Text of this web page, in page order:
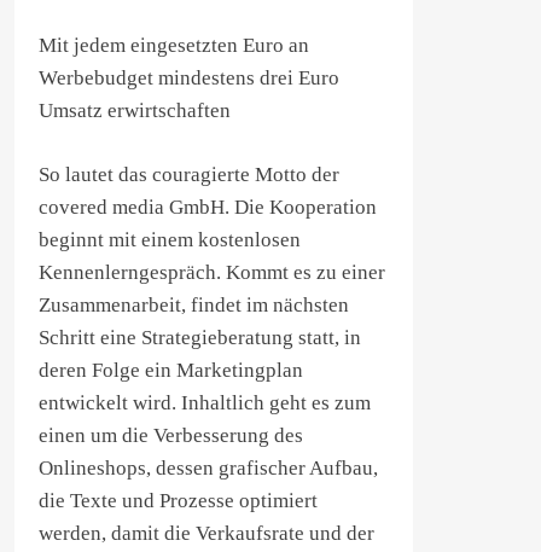
Mit jedem eingesetzten Euro an
Werbebudget mindestens drei Euro
Umsatz erwirtschaften
So lautet das couragierte Motto der
covered media GmbH. Die Kooperation
beginnt mit einem kostenlosen
Kennenlerngespräch. Kommt es zu einer
Zusammenarbeit, findet im nächsten
Schritt eine Strategieberatung statt, in
deren Folge ein Marketingplan
entwickelt wird. Inhaltlich geht es zum
einen um die Verbesserung des
Onlineshops, dessen grafischer Aufbau,
die Texte und Prozesse optimiert
werden, damit die Verkaufsrate und der